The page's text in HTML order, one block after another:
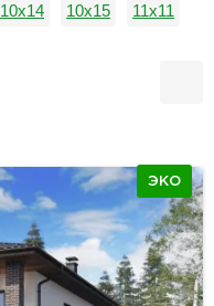
10х14 10х15 11х11
ЭКО